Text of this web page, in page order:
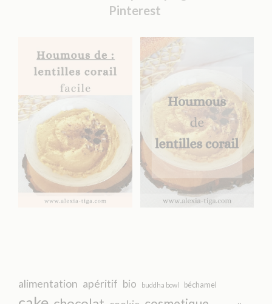
Pinterest
alimentation apéritif bio buddha bowl béchamel